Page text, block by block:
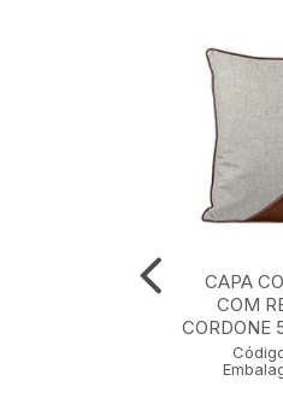
CAPA
COM
CORDONE